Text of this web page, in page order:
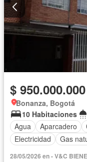
$ 950.000.000
Bonanza, Bogotá
10 Habitaciones
Agua
Aparcadero
Electricidad
Gas
28/05/2026 en - V&C